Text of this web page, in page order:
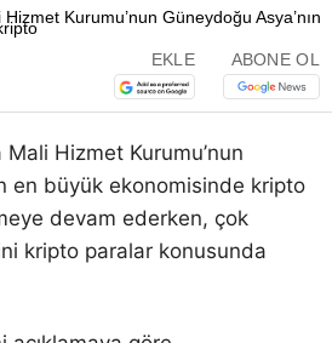
EKLE ABONE OL
Hizmet Kurumu’nun
en büyük ekonomisinde kripto
devam ederken, çok
kripto paralar konusunda